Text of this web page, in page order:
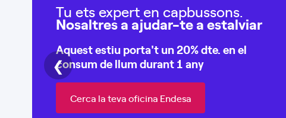
Tu ets expert en capbussons.
Nosaltres a ajudar-te a estalviar
Aquest estiu porta't un20% dte.en el
consum dellum durant 1 any
Cerca la teva oficina Endesa
❮